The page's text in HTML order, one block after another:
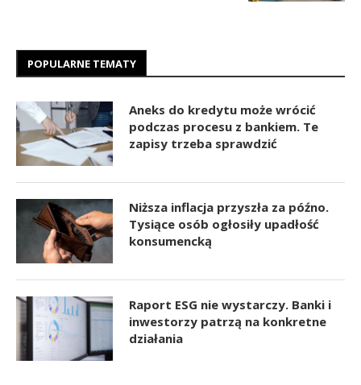
POPULARNE TEMATY
Aneks do kredytu może wrócić
podczas procesu z bankiem. Te
zapisy trzeba sprawdzić
Niższa inflacja przyszła za późno.
Tysiące osób ogłosiły upadłość
konsumencką
Raport ESG nie wystarczy. Banki i
inwestorzy patrzą na konkretne
działania